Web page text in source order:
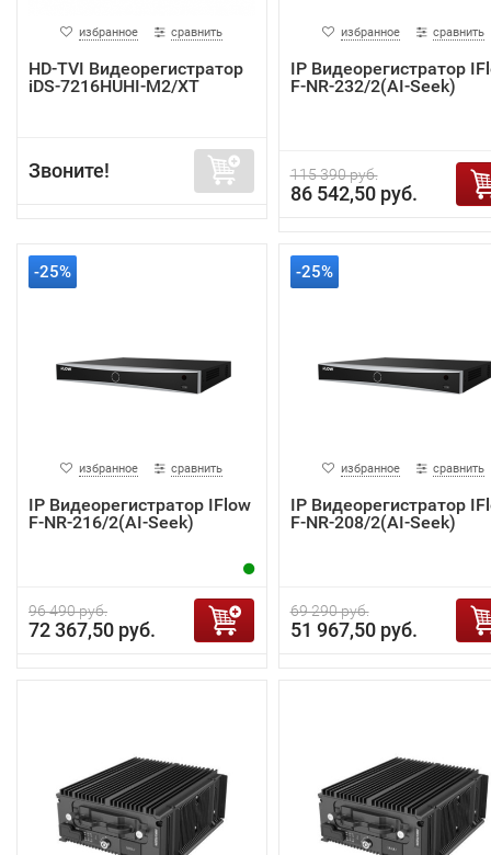
избранное сравнить
HD-TVI Видеорегистратор
iDS-7216HUHI-M2/XT
Звоните!
избранное сравнить
IP Видеорегистратор
F-NR-232/2(AI-Seek)
115 390 руб.
86 542,50 руб.
-25%
избранное сравнить
IP Видеорегистратор IFlow
F-NR-216/2(AI-Seek)
96 490 руб.
72 367,50 руб.
-25%
избранное сравнить
IP Видеорегистратор
F-NR-208/2(AI-Seek)
69 290 руб.
51 967,50 руб.